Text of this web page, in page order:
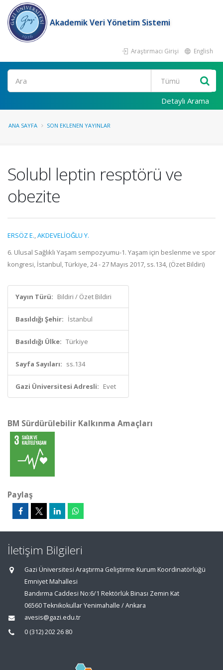
Akademik Veri Yönetim Sistemi
Araştırmacı Girişi English
Ara
Detaylı Arama
ANA SAYFA SON EKLENEN YAYINLAR
Solubl leptin resptörü ve
obezite
ERSÖZ E.,AKDEVELİOĞLU Y.
6. Ulusal Sağlıklı Yaşam sempozyumu-1. Yaşam için beslenme ve spor
kongresi, İstanbul, Türkiye, 24 - 27 Mayıs 2017, ss.134, (Özet Bildiri)
Yayın Türü: Bildiri / Özet Bildiri
Basıldığı Şehir: İstanbul
Basıldığı Ülke: Türkiye
Sayfa Sayıları: ss.134
Gazi Üniversitesi Adresli: Evet
BM Sürdürülebilir Kalkınma Amaçları
Paylaş
İletişim Bilgileri
Gazi Üniversitesi Araştırma Geliştirme Kurum Koordinatörlüğü
Emniyet Mahallesi
Bandırma Caddesi No:6/1 Rektörlük Binası Zemin Kat
06560 Teknikokullar Yenimahalle / Ankara
avesis@gazi.edu.tr
0 (312) 202 26 80